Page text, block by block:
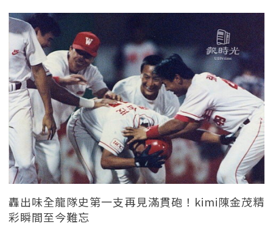
轟出味全龍隊史第一支再見滿貫砲！kimi陳金茂精
彩瞬間至今難忘